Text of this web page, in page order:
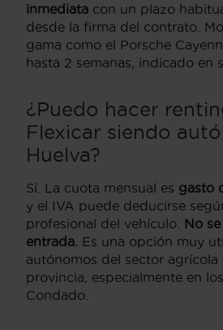
inmediata con un plazo
desde la firma del contrato.
gama como el Porsche
hasta 2 semanas, indicado en
¿Puedo hacer
Flexicar siendo
Huelva?
Sí. La cuota mensual es gasto
y el IVA puede deducirse
profesional del vehículo. No
entrada. Es una opción muy
autónomos del sector
provincia, especialmente en
Condado.